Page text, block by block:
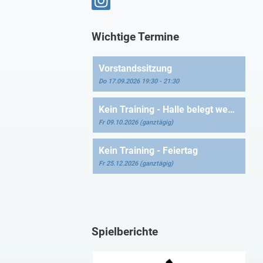
Wichtige Termine
Vorstandssitzung
Do 17.09.2026 19:30 - 21:30
Kein Training - Halle belegt wegen Blutspende
Fr 09.10.2026 (ganztägig)
Kein Training - Feiertag
Fr 25.12.2026 (ganztägig)
Spielberichte